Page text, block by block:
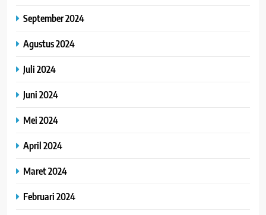
September 2024
Agustus 2024
Juli 2024
Juni 2024
Mei 2024
April 2024
Maret 2024
Februari 2024